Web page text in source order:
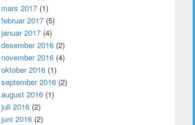
mars 2017 (1)
februar 2017 (5)
januar 2017 (4)
desember 2016 (2)
november 2016 (4)
oktober 2016 (1)
september 2016 (2)
august 2016 (1)
juli 2016 (2)
juni 2016 (2)